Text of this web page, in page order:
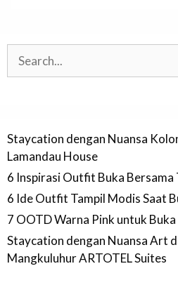
Staycation dengan Nuansa
Lamandau House
6 Inspirasi Outfit Buka Bersama
6 Ide Outfit Tampil Modis Saat
7 OOTD Warna Pink untuk
Staycation dengan Nuansa Art
Mangkuluhur ARTOTEL Suites